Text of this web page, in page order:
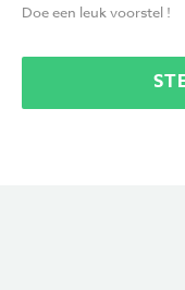
Doe een leuk voorstel !